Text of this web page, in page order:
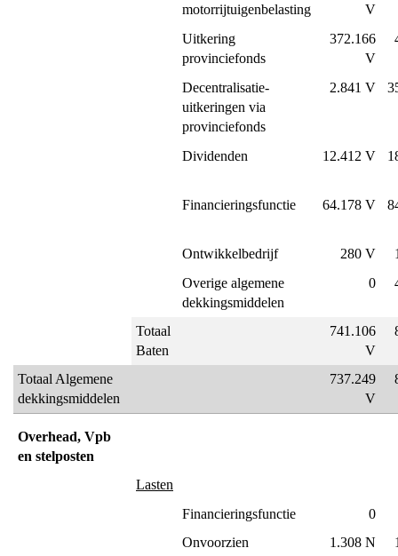
motorrijtuigenbelasting
V
Uitkering
provinciefonds
372.166
V
Decentralisatie-
uitkeringen via
provinciefonds
2.841 V
Dividenden 12.412 V
Financieringsfunctie 64.178 V
Ontwikkelbedrijf 280 V
Overige algemene
dekkingsmiddelen
0
Totaal
Baten
741.106
V
Totaal Algemene
dekkingsmiddelen
737.249
V
Overhead, Vpb
en stelposten
Lasten
Financieringsfunctie
0
Onvoorzien
1.308 N